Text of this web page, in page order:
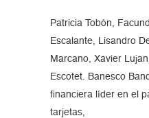
Patricia Tobón,
Escalante, Lisandro
Marcano, Xavier
Escotet. Banesco
financiera líder en el
tarjetas,